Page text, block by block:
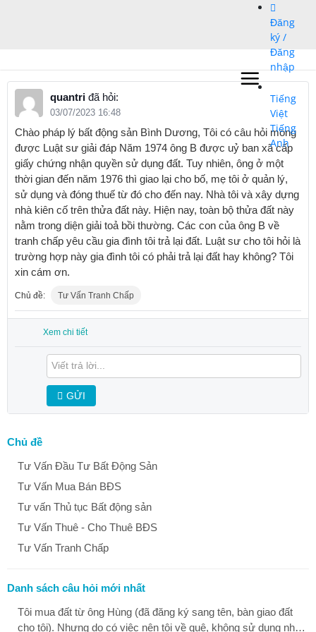
Đăng
ký /
Đăng
nhập
Tiếng
Việt
Tiếng
Anh
Chủ đề
Tư Vấn Đầu Tư Bất Động Sản
Tư Vấn Mua Bán BĐS
Tư vấn Thủ tục Bất động sản
Tư Vấn Thuê - Cho Thuê BĐS
Tư Vấn Tranh Chấp
Danh sách câu hỏi mới nhất
Tôi mua đất từ ông Hùng (đã đăng ký sang tên, bàn giao đất
cho tôi). Nhưng do có việc nên tôi về quê, không sử dụng nhà.
quantri đã hỏi:
03/07/2023 16:48
Chào pháp lý bất động sản Bình Dương, Tôi có câu hỏi mong
được Luật sư giải đáp Năm 1974 ông B được uỷ ban xã cấp
giấy chứng nhận quyền sử dụng đất. Tuy nhiên, ông ở một
thời gian đến năm 1976 thì giao lại cho bố, mẹ tôi ở quản lý,
sử dụng và đóng thuế từ đó cho đến nay. Nhà tôi và xây dựng
nhà kiên cố trên thửa đất này. Hiện nay, toàn bộ thửa đất này
nằm trong diện giải toả bồi thường. Các con của ông B về
tranh chấp yêu cầu gia đình tôi trả lại đất. Luật sư cho tôi hỏi là
trường hợp này gia đình tôi có phải trả lại đất hay không? Tôi
xin cám ơn.
Chủ đề: Tư Vấn Tranh Chấp
Xem chi tiết
GỬI